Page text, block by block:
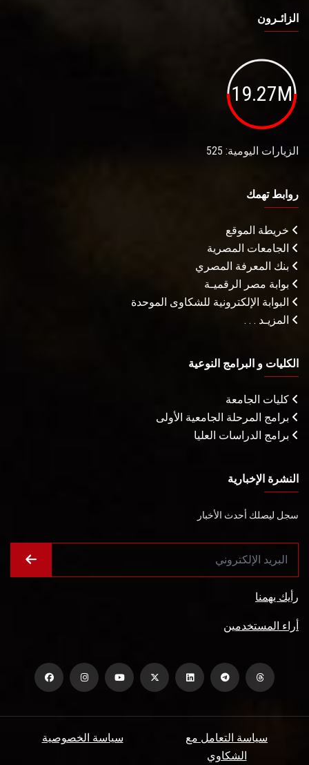
الزائـرون
19.27M
الزيارات اليومية: 525
روابط تهمك
خريطة الموقع
الجامعات المصرية
بنك المعرفة المصري
بوابة مصر الرقميـة
البوابة الإلكترونية للشكاوى الموحدة
المزيـد . . .
الكليات و البرامج النوعية
كليات الجامعة
برامج المرحلة الجامعية الأولى
برامج الدراسات العليا
النشرة الإخبارية
سجل ليصلك أحدث الأخبار
رأيك يهمنا
أراء المستخدمين
سياسة الخصوصية
سياسة التعامل مع
الشكاوي